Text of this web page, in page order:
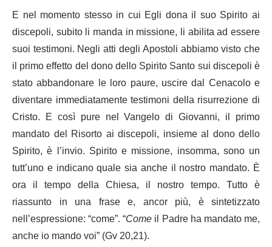
E nel momento stesso in cui Egli dona il suo Spirito ai
discepoli, subito li manda in missione, li abilita ad essere
suoi testimoni. Negli atti degli Apostoli abbiamo visto che
il primo effetto del dono dello Spirito Santo sui discepoli è
stato abbandonare le loro paure, uscire dal Cenacolo e
diventare immediatamente testimoni della risurrezione di
Cristo. E così pure nel Vangelo di Giovanni, il primo
mandato del Risorto ai discepoli, insieme al dono dello
Spirito, è l’invio. Spirito e missione, insomma, sono un
tutt’uno e indicano quale sia anche il nostro mandato. È
ora il tempo della Chiesa, il nostro tempo. Tutto è
riassunto in una frase e, ancor più, è sintetizzato
nell’espressione: “come”. “Comeil Padre ha mandato me,
anche io mando voi” (Gv 20,21).